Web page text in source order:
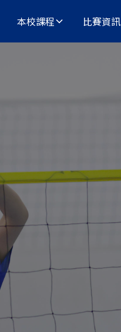
本校課程 比賽資訊